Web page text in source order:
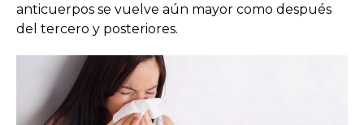
anticuerpos se vuelve aún mayor como después
del tercero y posteriores.